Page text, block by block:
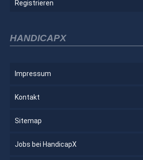
Registrieren
HANDICAPX
Impressum
Kontakt
Sitemap
Jobs bei HandicapX